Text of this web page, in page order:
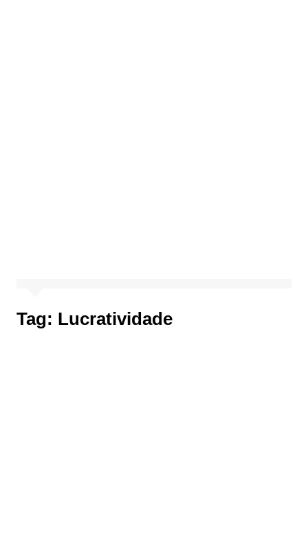
Tag: Lucratividade